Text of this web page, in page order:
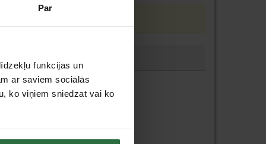
Par
funkcijas un
ar saviem sociālās
ko viņiem sniedzat vai ko